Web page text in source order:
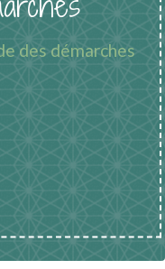
des démarches